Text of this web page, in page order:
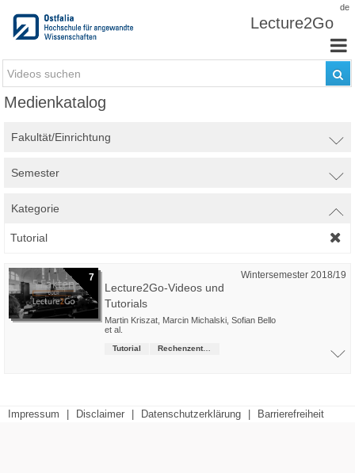
de
Lecture2Go
Medienkatalog
Fakultät/Einrichtung
Semester
Kategorie
Tutorial
7 Wintersemester 2018/19
Lecture2Go-Videos und
Tutorials
Martin Kriszat Marcin Michalski Sofian Bello
et al.
Tutorial Rechenzentrum
Impressum Disclaimer Datenschutzerklärung Barrierefreiheit